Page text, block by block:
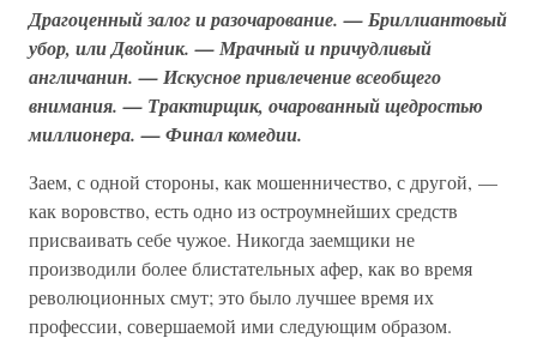
Драгоценный залог и разочарование. — Бриллиантовый
убор, или Двойник. — Мрачный и причудливый
англичанин. — Искусное привлечение всеобщего
внимания. — Трактирщик, очарованный щедростью
миллионера. — Финал комедии.
Заем, с одной стороны, как мошенничество, с другой, —
как воровство, есть одно из остроумнейших средств
присваивать себе чужое. Никогда заемщики не
производили более блистательных афер, как во время
революционных смут; это было лучшее время их
профессии, совершаемой ими следующим образом.